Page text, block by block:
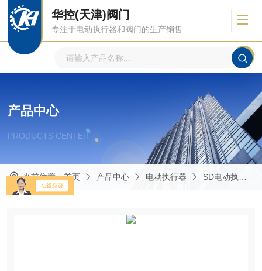
华控(天津)阀门
专注于电动执行器和阀门的生产销售
产品中心
PRODUCTS CENTER
当前位置：首页 产品中心 电动执行器 SD电动执行器